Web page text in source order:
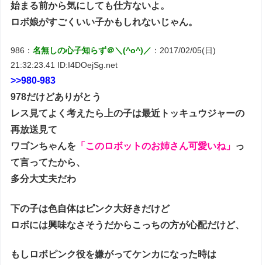
始まる前から気にしても仕方ないよ。
ロボ娘がすごくいい子かもしれないじゃん。
986：名無しの心子知らず＠＼(^o^)／ ：2017/02/05(日)
21:32:23.41 ID:I4DOejSg.net
>>980-983
978だけどありがとう
レス見てよく考えたら上の子は最近トッキュウジャーの
再放送見て
ワゴンちゃんを 「このロボットのお姉さん可愛いね」 っ
て言ってたから、
多分大丈夫だわ
下の子は色自体はピンク大好きだけど
ロボには興味なさそうだからこっちの方が心配だけど、
もしロボピンク役を嫌がってケンカになった時は